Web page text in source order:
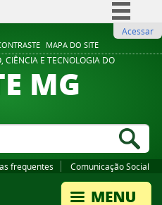
MAPA DO SITE
Comunica BR
Participe
Legislação
Acessar
CIÊNCIA E TECNOLOGIA DO
MG
frequentes Comunicação Social